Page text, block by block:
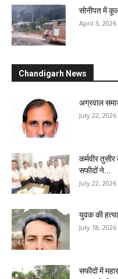
सोनीपत में
April 3, 2026
Chandigarh News
अग्रवाल
July 22, 2026
कर्मवीर
सफीदों ने...
July 22, 2026
युवक की
July 18, 2026
सफीदों में